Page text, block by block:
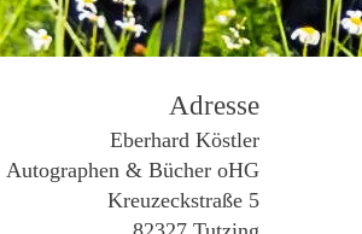
Adresse
Eberhard Köstler
Autographen & Bücher oHG
Kreuzeckstraße 5